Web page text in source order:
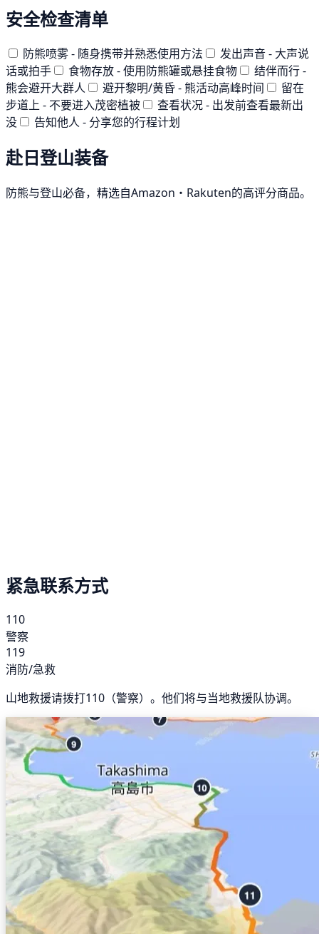
安全检查清单
防熊喷雾 - 随身携带并熟悉使用方法
发出声音 - 大声说
话或拍手
食物存放 - 使用防熊罐或悬挂食物
结伴而行 -
熊会避开大群人
避开黎明/黄昏 - 熊活动高峰时间
留在
步道上 - 不要进入茂密植被
查看状况 - 出发前查看最新出
没
告知他人 - 分享您的行程计划
赴日登山装备
防熊与登山必备，精选自Amazon・Rakuten的高评分商品。
紧急联系方式
110
警察
119
消防/急救
山地救援请拨打110（警察）。他们将与当地救援队协调。